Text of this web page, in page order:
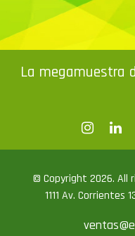
La megamuestra
© Copyright 2026. All
1111 Av. Corrientes